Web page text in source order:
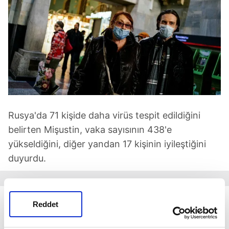
Reddet
Rusya'da 71 kişide daha virüs tespit edildiğini
belirten Mişustin, vaka sayısının 438'e
yükseldiğini, diğer yandan 17 kişinin iyileştiğini
duyurdu.
65 YAŞ VE ÜZERİ MOSKOVALILARIN SOKAĞA
ÇIKMALARI YASAKLANDI